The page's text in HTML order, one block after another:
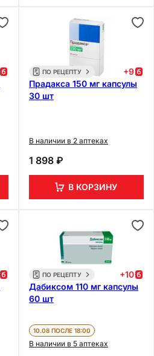
ПО РЕЦЕПТУ +9
Прадакса 150 мг капсулы
30 шт
В наличии в 2 аптеках
1 898 ₽
В КОРЗИНУ
ПО РЕЦЕПТУ +10
Дабиксом 110 мг капсулы
60 шт
10.08 ПОСЛЕ 18:00
В наличии в 5 аптеках